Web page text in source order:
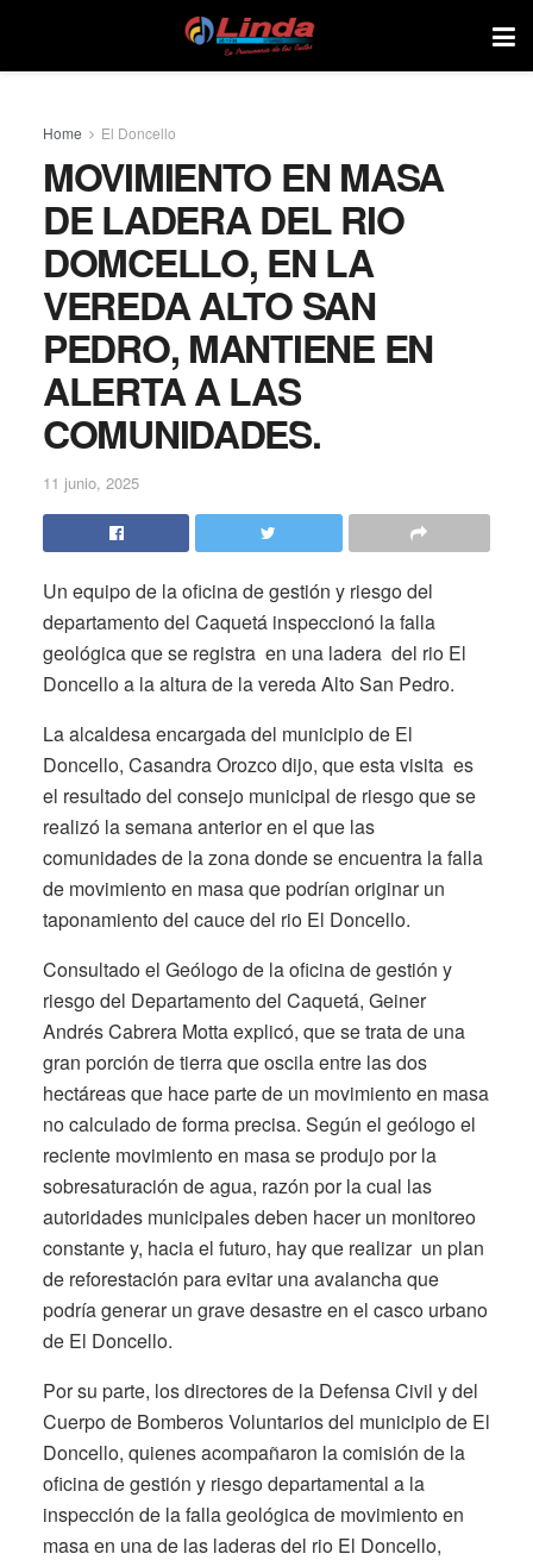
Home El Doncello
MOVIMIENTO EN MASA
DE LADERA DEL RIO
DOMCELLO, EN LA
VEREDA ALTO SAN
PEDRO, MANTIENE EN
ALERTA A LAS
COMUNIDADES.
11 junio, 2025
Un equipo de la oficina de gestión y riesgo del
departamento del Caquetá inspeccionó la falla
geológica que se registra en una ladera del rio El
Doncello a la altura de la vereda Alto San Pedro.
La alcaldesa encargada del municipio de El
Doncello, Casandra Orozco dijo, que esta visita es
el resultado del consejo municipal de riesgo que se
realizó la semana anterior en el que las
comunidades de la zona donde se encuentra la falla
de movimiento en masa que podrían originar un
taponamiento del cauce del rio El Doncello.
Consultado el Geólogo de la oficina de gestión y
riesgo del Departamento del Caquetá, Geiner
Andrés Cabrera Motta explicó, que se trata de una
gran porción de tierra que oscila entre las dos
hectáreas que hace parte de un movimiento en masa
no calculado de forma precisa. Según el geólogo el
reciente movimiento en masa se produjo por la
sobresaturación de agua, razón por la cual las
autoridades municipales deben hacer un monitoreo
constante y, hacia el futuro, hay que realizar un plan
de reforestación para evitar una avalancha que
podría generar un grave desastre en el casco urbano
de El Doncello.
Por su parte, los directores de la Defensa Civil y del
Cuerpo de Bomberos Voluntarios del municipio de El
Doncello, quienes acompañaron la comisión de la
oficina de gestión y riesgo departamental a la
inspección de la falla geológica de movimiento en
masa en una de las laderas del rio El Doncello,